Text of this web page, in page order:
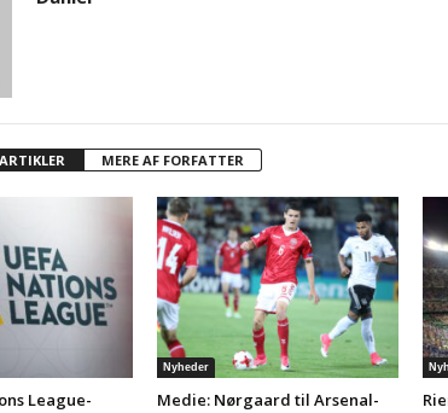
MERE AF FORFATTER
League-
Nyheder
Medie: Nørgaard til Arsenal-